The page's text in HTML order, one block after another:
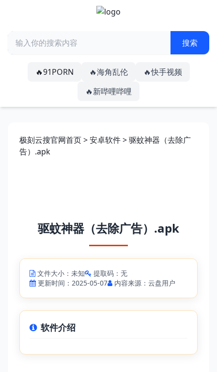
🔥91PORN 🔥海角乱伦
🔥快手视频
🔥新哔哩哔哩
极刻云搜官网首页>安卓软件> 驱蚊神器（去除广
告）.apk
驱蚊神器（去除广告）.apk
文件大小：未知
提取码：无
更新时间：2025-05-07
内容来源：云盘用户
软件介绍